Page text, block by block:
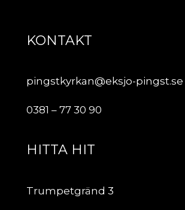
KONTAKT
pingstkyrkan@eksjo-pingst.se
0381 – 77 30 90
HITTA HIT
Trumpetgränd 3